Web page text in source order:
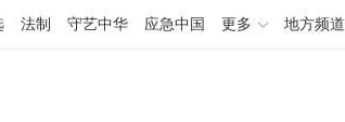
法制 守艺中华 应急中国 更多 地方频道